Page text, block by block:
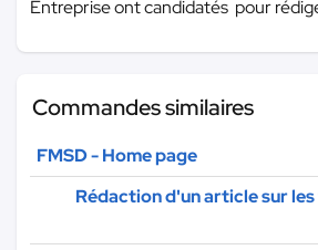
Entreprise ont candidatés pour
Commandes similaires
FMSD - Home page
Rédaction d'un article sur